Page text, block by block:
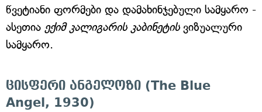
წვეტიანი ფორმები და დამახინჯებული სამყარო -
ასეთია ექიმ კალიგარის კაბინეტისვიზუალური
სამყარო.
ცისფერი ანგელოზი (The Blue
Angel, 1930)